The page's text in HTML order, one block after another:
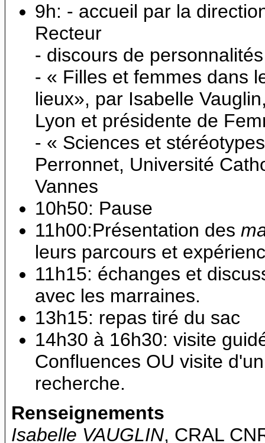
9h: - accueil par la
Recteur
- discours de personnalités
- « Filles et femmes dans
lieux», par Isabelle
Lyon et présidente de
- « Sciences et
Perronnet, Université
Vannes
10h50: Pause
11h00:Présentation des
leurs parcours et
11h15: échanges et
avec les marraines.
13h15: repas tiré du sac
14h30 à 16h30: visite
Confluences OU visite
recherche.
Renseignements
Isabelle VAUGLIN, CRAL